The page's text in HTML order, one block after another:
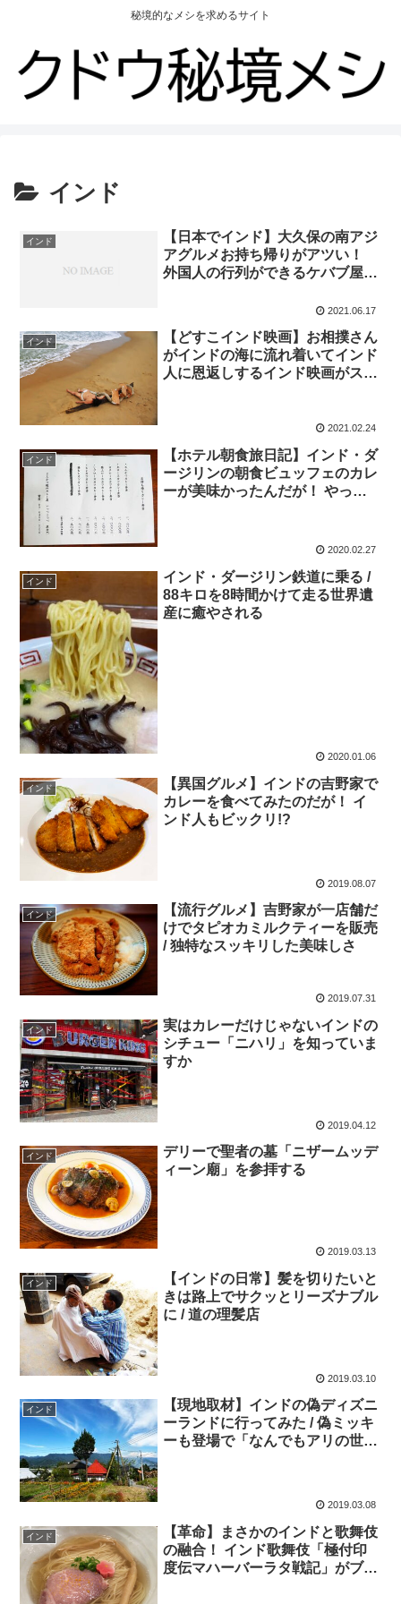
秘境的なメシを求めるサイト
インド
インド
【日本でインド】大久保の南アジ
アグルメお持ち帰りがアツい！
外国人の行列ができるケバブ屋も
2021.06.17
インド
【どすこインド映画】お相撲さん
がインドの海に流れ着いてインド
人に恩返しするインド映画がスゴ
2021.02.24
インド
【ホテル朝食旅日記】インド・ダ
ージリンの朝食ビュッフェのカレ
ーが美味かったんだが！ やっぱ
2020.02.27
インド
インド・ダージリン鉄道に乗る /
88キロを8時間かけて走る世界遺
産に癒やされる
2020.01.06
インド
【異国グルメ】インドの吉野家で
カレーを食べてみたのだが！ イ
ンド人もビックリ!?
2019.08.07
インド
【流行グルメ】吉野家が一店舗だ
けでタピオカミルクティーを販売
/ 独特なスッキリした美味しさ
2019.07.31
インド
実はカレーだけじゃないインドの
シチュー「ニハリ」を知っていま
すか
2019.04.12
インド
デリーで聖者の墓「ニザームッデ
ィーン廟」を参拝する
2019.03.13
インド
【インドの日常】髪を切りたいと
きは路上でサクッとリーズナブル
に / 道の理髪店
2019.03.10
インド
【現地取材】インドの偽ディズニ
ーランドに行ってみた / 偽ミッキ
ーも登場で「なんでもアリの世
2019.03.08
インド
【革命】まさかのインドと歌舞伎
の融合！ インド歌舞伎「極付印
度伝マハーバーラタ戦記」がブッ